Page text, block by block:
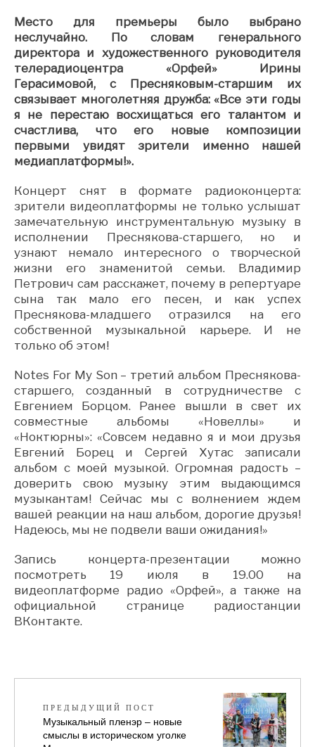
Место для премьеры было выбрано
неслучайно. По словам генерального
директора и художественного руководителя
телерадиоцентра «Орфей» Ирины
Герасимовой, с Пресняковым-старшим их
связывает многолетняя дружба: «Все эти годы
я не перестаю восхищаться его талантом и
счастлива, что его новые композиции
первыми увидят зрители именно нашей
медиаплатформы!».
Концерт снят в формате радиоконцерта:
зрители видеоплатформы не только услышат
замечательную инструментальную музыку в
исполнении Преснякова-старшего, но и
узнают немало интересного о творческой
жизни его знаменитой семьи. Владимир
Петрович сам расскажет, почему в репертуаре
сына так мало его песен, и как успех
Преснякова-младшего отразился на его
собственной музыкальной карьере. И не
только об этом!
Notes For My Son – третий альбом Преснякова-
старшего, созданный в сотрудничестве с
Евгением Борцом. Ранее вышли в свет их
совместные альбомы «Новеллы» и
«Ноктюрны»: «Совсем недавно я и мои друзья
Евгений Борец и Сергей Хутас записали
альбом с моей музыкой. Огромная радость –
доверить свою музыку этим выдающимся
музыкантам! Сейчас мы с волнением ждем
вашей реакции на наш альбом, дорогие друзья!
Надеюсь, мы не подвели ваши ожидания!»
Запись концерта-презентации можно
посмотреть 19 июля в 19.00 на
видеоплатформе радио «Орфей», а также на
официальной странице радиостанции
ВКонтакте.
ПРЕДЫДУЩИЙ ПОСТ
Музыкальный пленэр – новые
смыслы в историческом уголке